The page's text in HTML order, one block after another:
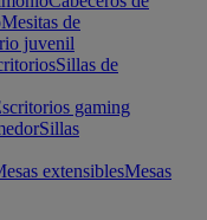
Mesitas de
juvenil
Sillas de
gaming
Sillas
extensiblesMesas